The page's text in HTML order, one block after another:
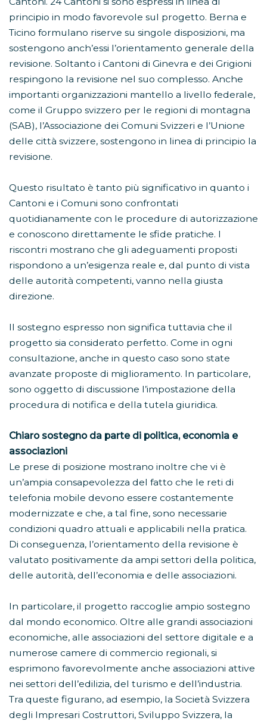
principio in modo favorevole sul progetto. Berna e
Ticino formulano riserve su singole disposizioni, ma
sostengono anch’essi l’orientamento generale della
revisione. Soltanto i Cantoni di Ginevra e dei Grigioni
respingono la revisione nel suo complesso. Anche
importanti organizzazioni mantello a livello federale,
come il Gruppo svizzero per le regioni di montagna
(SAB), l’Associazione dei Comuni Svizzeri e l’Unione
delle città svizzere, sostengono in linea di principio la
revisione.
Questo risultato è tanto più significativo in quanto i
Cantoni e i Comuni sono confrontati
quotidianamente con le procedure di autorizzazione
e conoscono direttamente le sfide pratiche. I
riscontri mostrano che gli adeguamenti proposti
rispondono a un’esigenza reale e, dal punto di vista
delle autorità competenti, vanno nella giusta
direzione.
Il sostegno espresso non significa tuttavia che il
progetto sia considerato perfetto. Come in ogni
consultazione, anche in questo caso sono state
avanzate proposte di miglioramento. In particolare,
sono oggetto di discussione l’impostazione della
procedura di notifica e della tutela giuridica.
Chiaro sostegno da parte di politica, economia e
associazioni
Le prese di posizione mostrano inoltre che vi è
un’ampia consapevolezza del fatto che le reti di
telefonia mobile devono essere costantemente
modernizzate e che, a tal fine, sono necessarie
condizioni quadro attuali e applicabili nella pratica.
Di conseguenza, l’orientamento della revisione è
valutato positivamente da ampi settori della politica,
delle autorità, dell’economia e delle associazioni.
In particolare, il progetto raccoglie ampio sostegno
dal mondo economico. Oltre alle grandi associazioni
economiche, alle associazioni del settore digitale e a
numerose camere di commercio regionali, si
esprimono favorevolmente anche associazioni attive
nei settori dell’edilizia, del turismo e dell’industria.
Tra queste figurano, ad esempio, la Società Svizzera
degli Impresari Costruttori, Sviluppo Svizzera, la